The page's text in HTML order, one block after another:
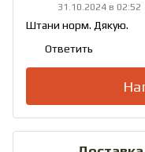
31.10.2024 в 02:52
Штани норм. Дякую.
Ответить